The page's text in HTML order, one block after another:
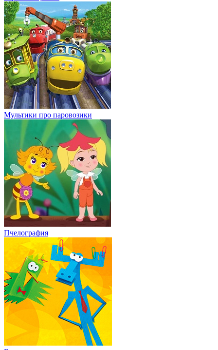
Мультики про паровозики
Пчелография